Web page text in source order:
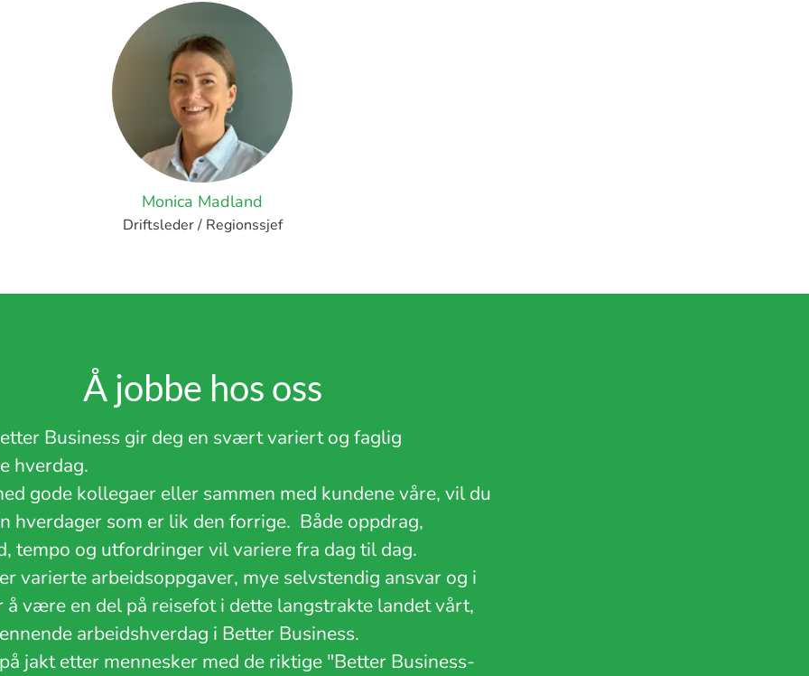
Monica Madland
Driftsleder / Regionssjef
Å jobbe hos oss
Business gir deg en svært variert og faglig
hverdag.
gode kollegaer eller sammen med kundene våre, vil du
hverdager som er lik den forrige. Både oppdrag,
tempo og utfordringer vil variere fra dag til dag.
varierte arbeidsoppgaver, mye selvstendig ansvar og i
være en del på reisefot i dette langstrakte landet vårt,
arbeidshverdag i Better Business.
jakt etter mennesker med de riktige "Better Business-